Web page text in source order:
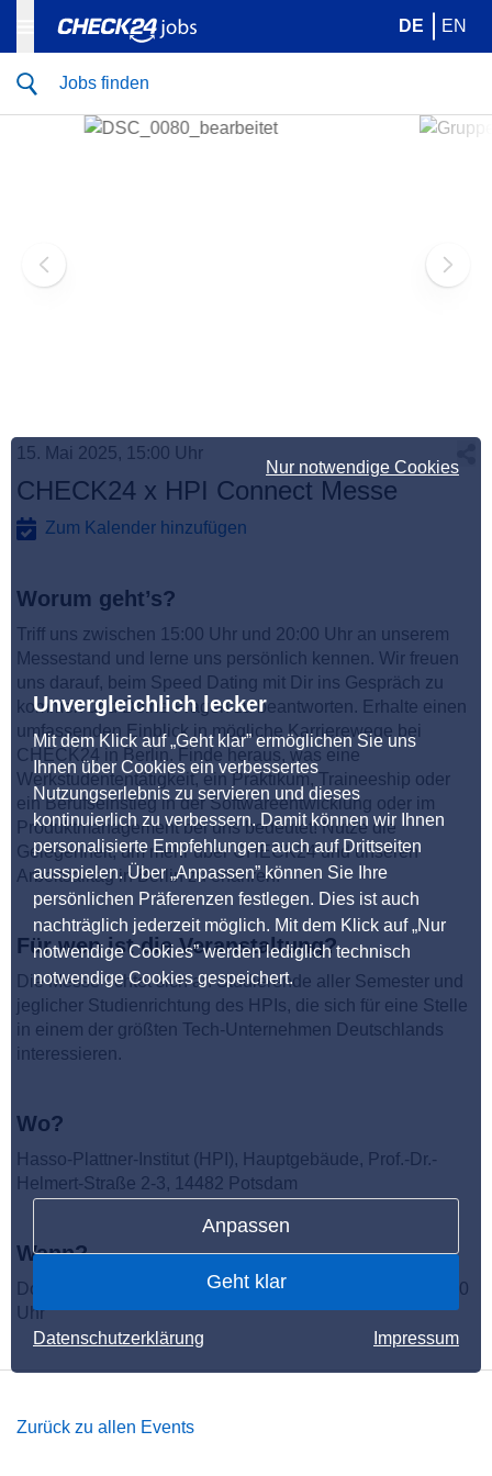
Nur notwendige Cookies
Unvergleichlich lecker
Mit dem Klick auf „Geht klar” ermöglichen Sie uns
Ihnen über Cookies ein verbessertes
Nutzungserlebnis zu servieren und dieses
kontinuierlich zu verbessern. Damit können wir Ihnen
personalisierte Empfehlungen auch auf Drittseiten
ausspielen. Über „Anpassen” können Sie Ihre
persönlichen Präferenzen festlegen. Dies ist auch
nachträglich jederzeit möglich. Mit dem Klick auf „Nur
notwendige Cookies” werden lediglich technisch
notwendige Cookies gespeichert.
Anpassen
Geht klar
Datenschutzerklärung Impressum
DE EN
Jobs finden
15. Mai 2025, 15:00 Uhr
CHECK24 x HPI Connect Messe
Zum Kalender hinzufügen
Worum geht’s?
Triff uns zwischen 15:00 Uhr und 20:00 Uhr an unserem
Messestand und lerne uns persönlich kennen. Wir freuen
uns darauf, beim Speed Dating mit Dir ins Gespräch zu
kommen und Deine Fragen zu beantworten. Erhalte einen
umfassenden Einblick in mögliche Karrierewege bei
CHECK24 in Berlin. Finde heraus, was eine
Werkstudententätigkeit, ein Praktikum, Traineeship oder
ein Berufseinstieg in der Softwareentwicklung oder im
Produktmanagement bei uns bedeutet! Nutze die
Gelegenheit, um mehr über CHECK24 und unseren
Arbeitsalltag in Berlin zu erfahren.
Für wen ist die Veranstaltung?
Die Messe richtet sich an Studierende aller Semester und
jeglicher Studienrichtung des HPIs, die sich für eine Stelle
in einem der größten Tech-Unternehmen Deutschlands
interessieren.
Wo?
Hasso-Plattner-Institut (HPI), Hauptgebäude, Prof.-Dr.-
Helmert-Straße 2-3, 14482 Potsdam
Wann?
Donnerstag, den 15. Mai 2025 von 15:00 Uhr bis ca. 20:00
Uhr
Zurück zu allen Events